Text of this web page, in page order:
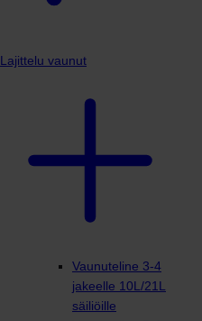
Lajittelu vaunut
Vaunuteline 3-4
jakeelle 10L/21L
säiliöille